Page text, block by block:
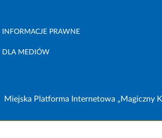
INFORMACJE PRAWNE
DLA MEDIÓW
Miejska Platforma Internetowa „Magiczny